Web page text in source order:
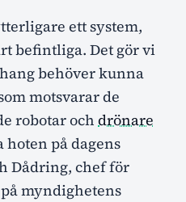
ett system,
befintliga. Det gör vi
behöver kunna
motsvarar de
robotar och drönare
hoten på dagens
Dådring, chef för
myndighetens